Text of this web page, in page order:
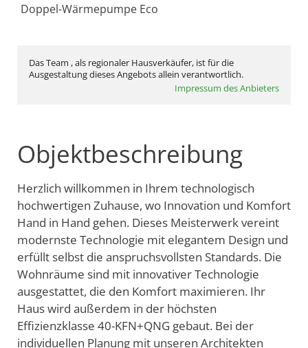
Doppel-Wärmepumpe Eco
Das Team , als regionaler Hausverkäufer, ist für die
Ausgestaltung dieses Angebots allein verantwortlich.
Impressum des Anbieters
Objektbeschreibung
Herzlich willkommen in Ihrem technologisch
hochwertigen Zuhause, wo Innovation und Komfort
Hand in Hand gehen. Dieses Meisterwerk vereint
modernste Technologie mit elegantem Design und
erfüllt selbst die anspruchsvollsten Standards. Die
Wohnräume sind mit innovativer Technologie
ausgestattet, die den Komfort maximieren. Ihr
Haus wird außerdem in der höchsten
Effizienzklasse 40-KFN+QNG gebaut. Bei der
individuellen Planung mit unseren Architekten